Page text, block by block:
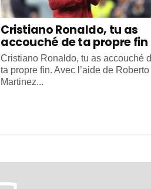
Cristiano Ronaldo, tu as
accouché de ta propre fin
Cristiano Ronaldo, tu as accouché
ta propre fin. Avec l’aide de Roberto
Martinez...